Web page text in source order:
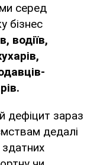
серед
бізнес
водіїв,
дефіцит зараз
дедалі
здатних